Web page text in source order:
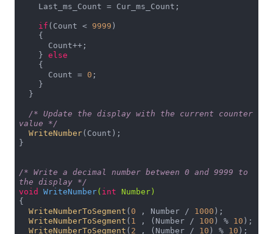
if (Count < 9999 )
    }
else
      Count =
0 ;
/* Update the display with the current counter
value */
WriteNumber(Count);
}
/* Write a decimal number between 0 and 9999 to
the display */
void
WriteNumber( int Number)
{
WriteNumberToSegment (0 , Number / 1000 );
WriteNumberToSegment ( 1 , (Number / 100 ) % 10 );
WriteNumberToSegment ( 2 , (Number / 10 ) % 10 );